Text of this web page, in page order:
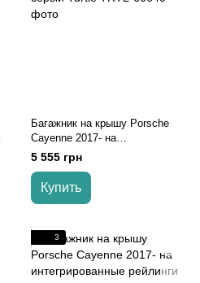
Багажник на крышу Porsche
Cayenne 2017- на
интегрированные рейлинги
серый Turtle
5 555 грн
Купить
3